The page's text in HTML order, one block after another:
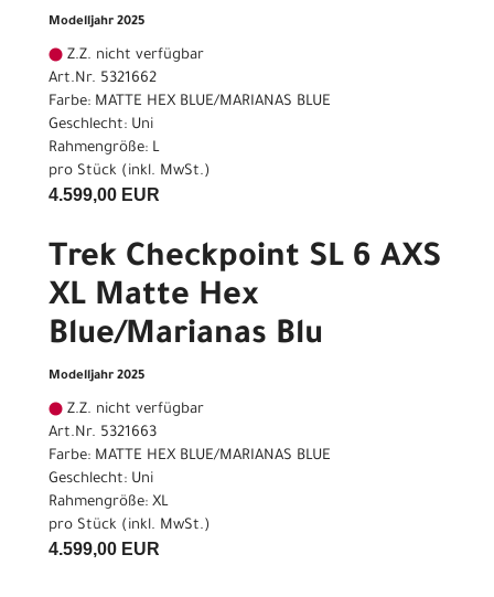
Modelljahr 2025
Z.Z. nicht verfügbar
Art.Nr. 5321662
Farbe: MATTE HEX BLUE/MARIANAS BLUE
Geschlecht: Uni
Rahmengröße: L
pro Stück (inkl. MwSt.)
4.599,00 EUR
Trek Checkpoint SL 6 AXS
XL Matte Hex
Blue/Marianas Blu
Modelljahr 2025
Z.Z. nicht verfügbar
Art.Nr. 5321663
Farbe: MATTE HEX BLUE/MARIANAS BLUE
Geschlecht: Uni
Rahmengröße: XL
pro Stück (inkl. MwSt.)
4.599,00 EUR